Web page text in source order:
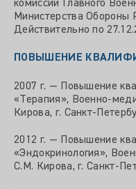
комиссии Главного
Министерства Обороны
Действительно по
ПОВЫШЕНИЕ
2007 г. — Повышение
«Терапия», Военно-
Кирова, г. Санкт-
2012 г. — Повышение
«Эндокринология»,
С.М. Кирова, г. Санкт-